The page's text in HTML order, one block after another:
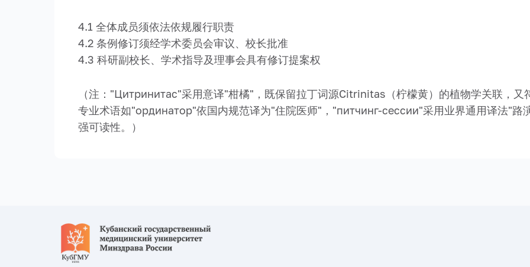
4.1 全体成员须依法依规履行职责
4.2 条例修订须经学术委员会审议、校长批准
4.3 科研副校长、学术指导及理事会具有修订提案权
（注："Цитринитас"采用意译"柑橘"，既保留拉丁词源Citrinitas（柠檬黄）的植物学关联，又
专业术语如"ординатор"依国内规范译为"住院医师"，"питчинг-сессии"采用业界通用译法"路
强可读性。）